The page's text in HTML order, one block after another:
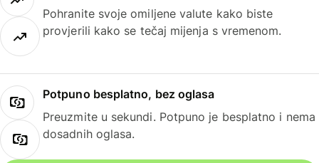
Pohranite svoje omiljene valute kako biste
provjerili kako se tečaj mijenja s vremenom.
Potpuno besplatno, bez oglasa
Preuzmite u sekundi. Potpuno je besplatno i nema
dosadnih oglasa.